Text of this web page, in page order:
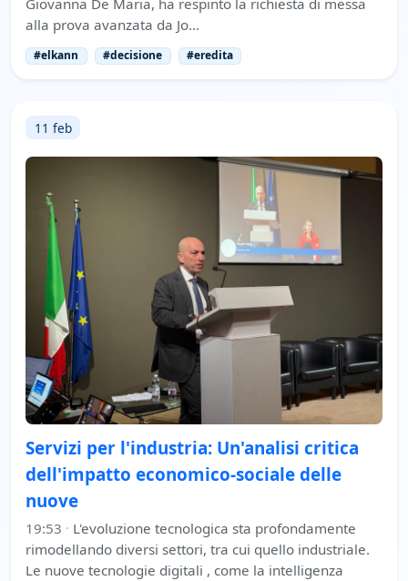
Giovanna De Maria, ha respinto la richiesta di messa
alla prova avanzata da Jo…
#elkann #decisione #eredita
11 feb
Servizi per l'industria: Un'analisi critica
dell'impatto economico-sociale delle
nuove
19:53 · L'evoluzione tecnologica sta profondamente
rimodellando diversi settori, tra cui quello industriale.
Le nuove tecnologie digitali , come la intelligenza